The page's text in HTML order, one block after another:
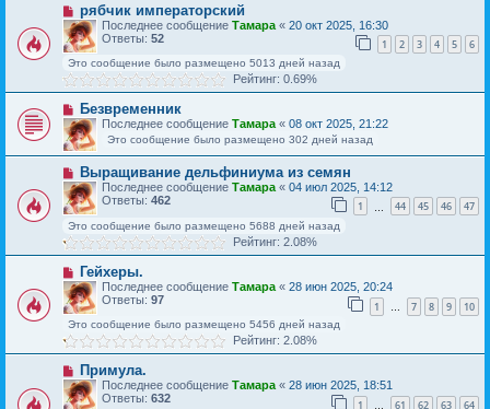
рябчик императорский
Последнее сообщение Тамара « 20 окт 2025, 16:30
Ответы: 52 1 2 3 4 5 6
Это сообщение было размещено 5013 дней назад
Рейтинг: 0.69%
Безвременник
Последнее сообщение Тамара « 08 окт 2025, 21:22
Это сообщение было размещено 302 дней назад
Выращивание дельфиниума из семян
Последнее сообщение Тамара « 04 июл 2025, 14:12
Ответы: 462 1 44 45 46 47
Это сообщение было размещено 5688 дней назад
Рейтинг: 2.08%
Гейхеры.
Последнее сообщение Тамара « 28 июн 2025, 20:24
Ответы: 97 1 … 7 8 9 10
Это сообщение было размещено 5456 дней назад
Рейтинг: 2.08%
Примула.
Последнее сообщение Тамара « 28 июн 2025, 18:51
Ответы: 632 1 … 61 62 63 64